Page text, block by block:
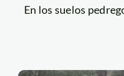
En los suelos